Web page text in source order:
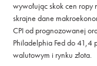
wywołując skok cen ropy
skrajne dane
CPI od prognozowanej
Philadelphia Fed do 41,4
walutowym i rynku złota.